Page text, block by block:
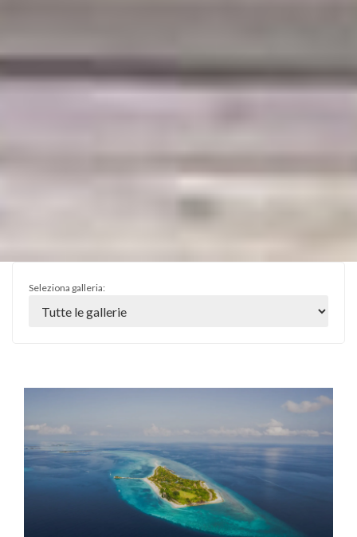
Seleziona galleria: